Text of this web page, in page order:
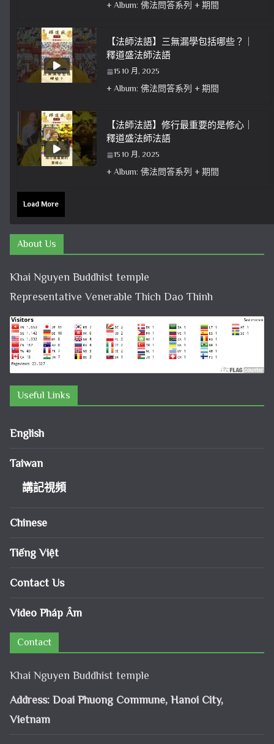
+ Album: 佛法問答系列 + 期間
【法師法語】三無漏學包括哪些？｜
釋道盛法師法語
15 10 月, 2025
+ Album: 佛法問答系列 + 期間
【法師法語】修行最重要的是修心｜
釋道盛法師法語
15 10 月, 2025
+ Album: 佛法問答系列 + 期間
Load More
About Us
Khai Nguyen Buddhist temple
Representative Venerable Thich Dao Thinh
Useful Links
English
Taiwan
講記視頻
Chinese
Tiếng Việt
Contact Us
Video Pháp Âm
Contact
Khai Nguyen Buddhist temple
Address: Doai Phuong Commune, Hanoi City,
Vietnam